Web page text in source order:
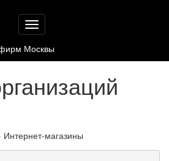
Меню
сайта
фирм Москвы
Интернет-магазины